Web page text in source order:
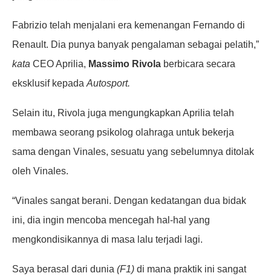
Fabrizio telah menjalani era kemenangan Fernando di
Renault. Dia punya banyak pengalaman sebagai pelatih,”
kata CEO Aprilia, Massimo Rivola berbicara secara
eksklusif kepada Autosport.
Selain itu, Rivola juga mengungkapkan Aprilia telah
membawa seorang psikolog olahraga untuk bekerja
sama dengan Vinales, sesuatu yang sebelumnya ditolak
oleh Vinales.
“Vinales sangat berani. Dengan kedatangan dua bidak
ini, dia ingin mencoba mencegah hal-hal yang
mengkondisikannya di masa lalu terjadi lagi.
Saya berasal dari dunia (F1) di mana praktik ini sangat